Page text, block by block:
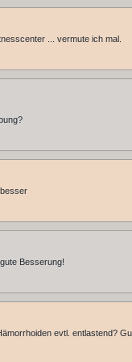
... vermute ich mal.
Besserung!
evtl. entlastend?